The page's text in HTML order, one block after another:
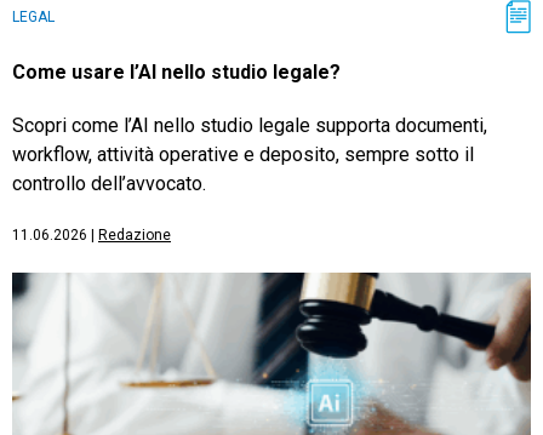
LEGAL
Come usare l’AI nello studio legale?
Scopri come l’AI nello studio legale supporta documenti,
workflow, attività operative e deposito, sempre sotto il
controllo dell’avvocato.
11.06.2026 Redazione